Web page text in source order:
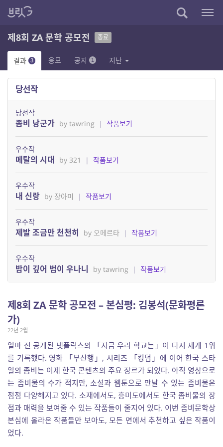
제8회 ZA 문학 공모전 종료
결과 3 응모 공지 1 지난
당선작
당선작
좀비 낭군가 by tawring | 작품보기
우수작
메탈의 시대 by 321 | 작품보기
우수작
내 신랑 by 장아미 | 작품보기
우수작
제발 조금만 천천히 by 오메르타 | 작품보기
우수작
밤이 깊어 범이 우나니 by tawring | 작품보기
제8회 ZA 문학 공모전 – 본심평: 김봉석(문화평론
가)
22년 2월
얼마 전 공개된 넷플릭스의 「지금 우리 학교는」이 다시 세계 1위
를 기록했다. 영화 「부산행」, 시리즈 「킹덤」에 이어 한국 스타
일의 좀비는 이제 한국 콘텐츠의 주요 장르가 되었다. 아직 영상으로
는 좀비물의 수가 적지만, 소설과 웹툰으로 만날 수 있는 좀비물은
점점 다양해지고 있다. 소재에서도, 흥미도에서도 한국 좀비물의 장
점과 매력을 보여줄 수 있는 작품들이 줄지어 있다. 이번 좀비문학상
본심에 올라온 작품들만 보아도, 모든 면에서 추천하고 싶은 작품이
었다.